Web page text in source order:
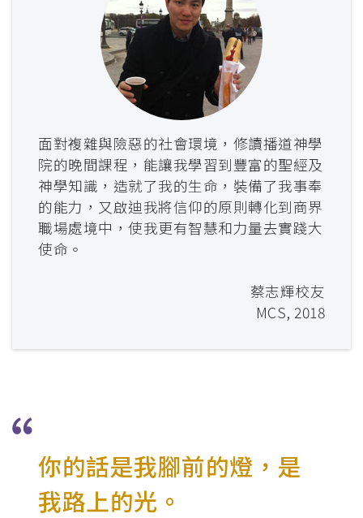
面對複雜與險惡的社會環境，修讀播道神學
院的晚間課程，能讓我學習到豐富的聖經及
神學知識，造就了我的生命，裝備了我事奉
的能力，又啟迪我將信仰的原則轉化到商界
職場處境中，使我更有智慧和力量去實踐大
使命。
蔡志輝校友
MCS, 2018
你的話是我腳前的燈，⁢是
我路上的光。